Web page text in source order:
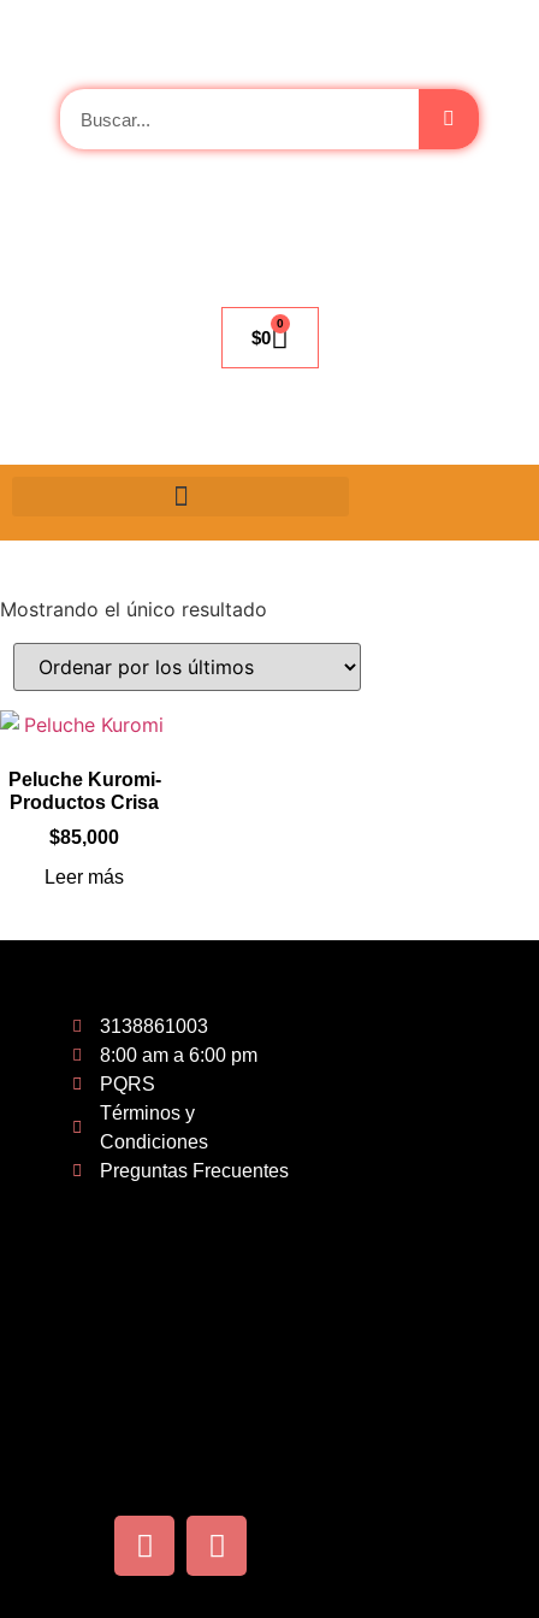
$0
0
Mostrando el único resultado
Peluche Kuromi-
Productos Crisa
$85,000
Leer más
3138861003
8:00 am a 6:00 pm
PQRS
Términos y
Condiciones
Preguntas Frecuentes